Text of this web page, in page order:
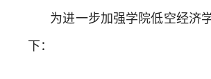
为进一步加强学院低空经济
下：